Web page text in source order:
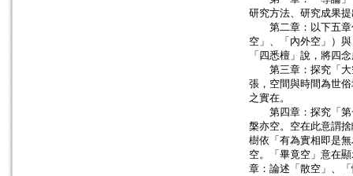
研究方法、研究成果
第二章：以下五章
空」、「內外空」）
「四悉檀」說，將四
第三章：探究「大
張，空間與時間為世
之實在。
第四章：探究「第
槃亦空。空在此意謂
樹依「有為實相即是
空。「畢竟空」意在
章：論述「散空」、